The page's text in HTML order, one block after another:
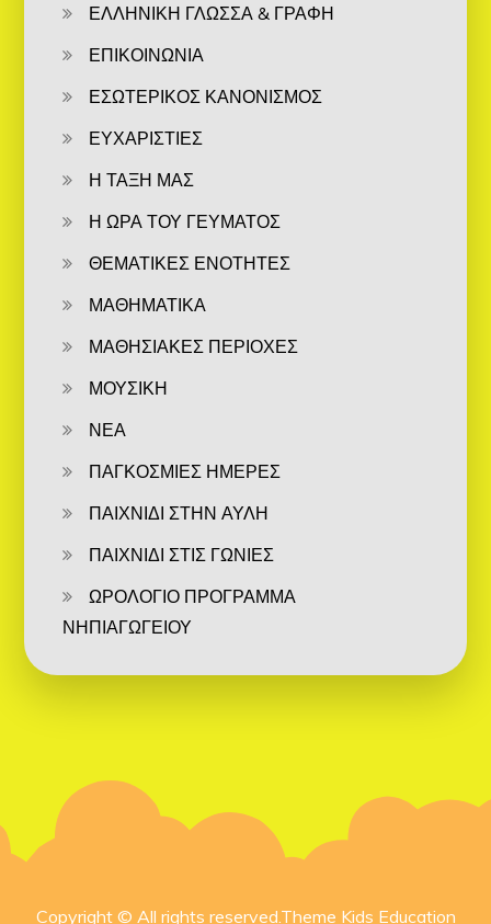
ΕΛΛΗΝΙΚΗ ΓΛΩΣΣΑ & ΓΡΑΦΗ
ΕΠΙΚΟΙΝΩΝΙΑ
ΕΣΩΤΕΡΙΚΟΣ ΚΑΝΟΝΙΣΜΟΣ
ΕΥΧΑΡΙΣΤΙΕΣ
Η ΤΑΞΗ ΜΑΣ
Η ΩΡΑ ΤΟΥ ΓΕΥΜΑΤΟΣ
ΘΕΜΑΤΙΚΕΣ ΕΝΟΤΗΤΕΣ
ΜΑΘΗΜΑΤΙΚΑ
ΜΑΘΗΣΙΑΚΕΣ ΠΕΡΙΟΧΕΣ
ΜΟΥΣΙΚΗ
ΝΕΑ
ΠΑΓΚΟΣΜΙΕΣ ΗΜΕΡΕΣ
ΠΑΙΧΝΙΔΙ ΣΤΗΝ ΑΥΛΗ
ΠΑΙΧΝΙΔΙ ΣΤΙΣ ΓΩΝΙΕΣ
ΩΡΟΛΟΓΙΟ ΠΡΟΓΡΑΜΜΑ
ΝΗΠΙΑΓΩΓΕΙΟΥ
Copyright © All rights reserved.Theme Kids Education